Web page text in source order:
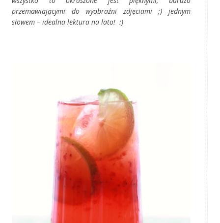
przemawiającymi do wyobraźni zdjęciami ;) jednym
słowem – idealna lektura na lato! :)